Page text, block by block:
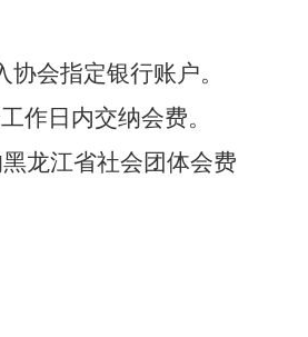
会指定银行账户。
作日内交纳会费。
龙江省社会团体会费